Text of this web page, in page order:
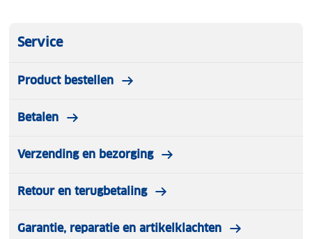
Service
Product bestellen
Betalen
Verzending en bezorging
Retour en terugbetaling
Garantie, reparatie en artikelklachten